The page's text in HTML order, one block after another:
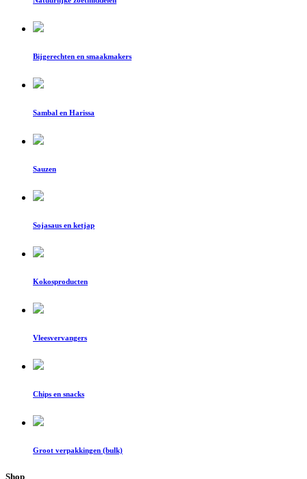
Bijgerechten en smaakmakers
Sambal en Harissa
Sauzen
Sojasaus en ketjap
Kokosproducten
Vleesvervangers
Chips en snacks
Groot verpakkingen (bulk)
Shop